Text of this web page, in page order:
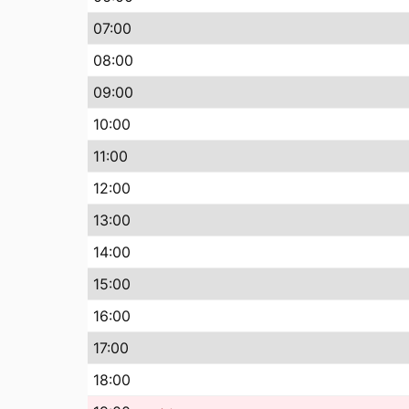
07:00
08:00
09:00
10:00
11:00
12:00
13:00
14:00
15:00
16:00
17:00
18:00